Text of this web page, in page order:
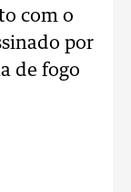
com o
por
de fogo